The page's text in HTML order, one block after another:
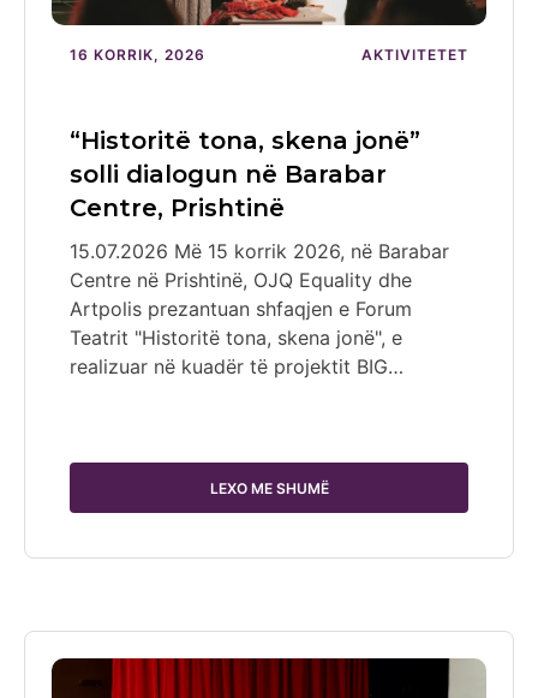
16 KORRIK, 2026 AKTIVITETET
“Historitë tona, skena jonë”
solli dialogun në Barabar
Centre, Prishtinë
15.07.2026 Më 15 korrik 2026, në Barabar
Centre në Prishtinë, OJQ Equality dhe
Artpolis prezantuan shfaqjen e Forum
Teatrit "Historitë tona, skena jonë", e
realizuar në kuadër të projektit BIG…
LEXO ME SHUMË